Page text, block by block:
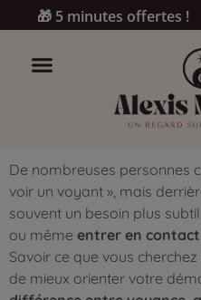
🎁 5 minutes offertes !
De nombreuses personnes
voir un voyant », mais
souvent un besoin plus
ou même entrer en
Savoir ce que vous
de mieux orienter votre